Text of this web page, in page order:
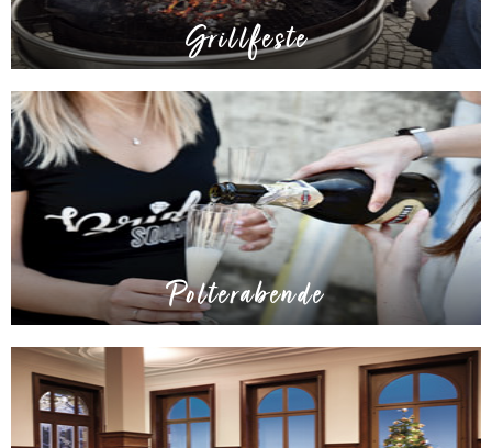
Grillfeste
Polterabende